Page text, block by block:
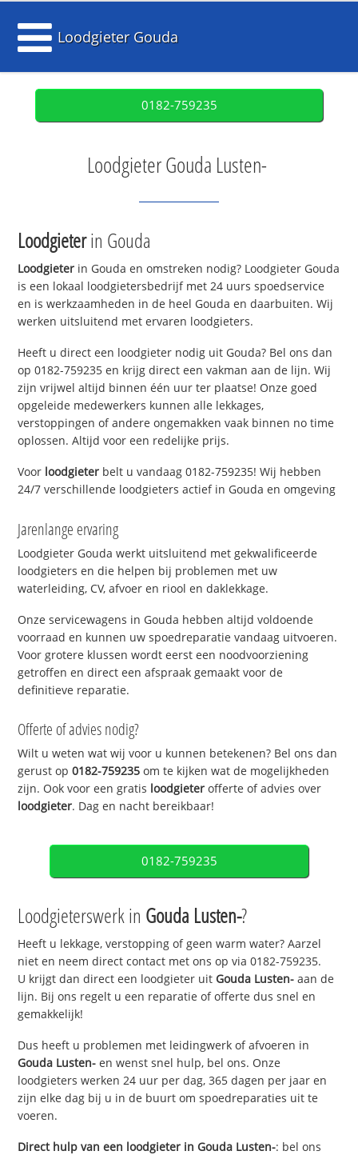
Loodgieter Gouda
0182-759235
Loodgieter Gouda Lusten-
Loodgieterin Gouda
Loodgieter in Gouda en omstreken nodig? Loodgieter Gouda
is een lokaal loodgietersbedrijf met 24 uurs spoedservice
en is werkzaamheden in de heel Gouda en daarbuiten. Wij
werken uitsluitend met ervaren loodgieters.
Heeft u direct een loodgieter nodig uit Gouda? Bel ons dan
op 0182-759235 en krijg direct een vakman aan de lijn. Wij
zijn vrijwel altijd binnen één uur ter plaatse! Onze goed
opgeleide medewerkers kunnen alle lekkages,
verstoppingen of andere ongemakken vaak binnen no time
oplossen. Altijd voor een redelijke prijs.
Voor loodgieter belt u vandaag 0182-759235! Wij hebben
24/7 verschillende loodgieters actief in Gouda en omgeving
Jarenlange ervaring
Loodgieter Gouda werkt uitsluitend met gekwalificeerde
loodgieters en die helpen bij problemen met uw
waterleiding, CV, afvoer en riool en daklekkage.
Onze servicewagens in Gouda hebben altijd voldoende
voorraad en kunnen uw spoedreparatie vandaag uitvoeren.
Voor grotere klussen wordt eerst een noodvoorziening
getroffen en direct een afspraak gemaakt voor de
definitieve reparatie.
Offerte of advies nodig?
Wilt u weten wat wij voor u kunnen betekenen? Bel ons dan
gerust op0182-759235 om te kijken wat de mogelijkheden
zijn. Ook voor een gratis loodgieter offerte of advies over
loodgieter. Dag en nacht bereikbaar!
0182-759235
Loodgieterswerk in Gouda Lusten-?
Heeft u lekkage, verstopping of geen warm water? Aarzel
niet en neem direct contact met ons op via 0182-759235.
U krijgt dan direct een loodgieter uit Gouda Lusten- aan de
lijn. Bij ons regelt u een reparatie of offerte dus snel en
gemakkelijk!
Dus heeft u problemen met leidingwerk of afvoeren in
Gouda Lusten- en wenst snel hulp, bel ons. Onze
loodgieters werken 24 uur per dag, 365 dagen per jaar en
zijn elke dag bij u in de buurt om spoedreparaties uit te
voeren.
Direct hulp van een loodgieter in Gouda Lusten-: bel ons